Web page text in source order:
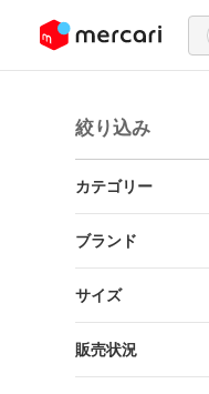
ツにスキップ
絞り込み
カテゴリー
ブランド
サイズ
販売状況